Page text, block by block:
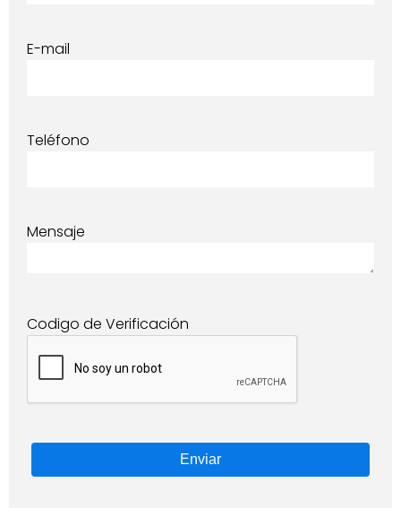
E-mail
Teléfono
Mensaje
Codigo de Verificación
Enviar